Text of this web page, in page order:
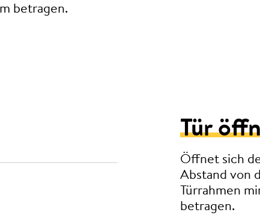
betragen.
Tür
Öffnet sich
Abstand von
Türrahmen
betragen.